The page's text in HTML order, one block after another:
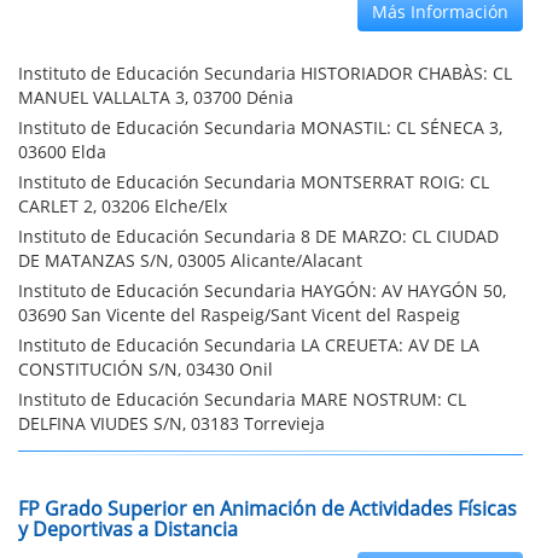
Más Información
Instituto de Educación Secundaria HISTORIADOR CHABÀS: CL
MANUEL VALLALTA 3, 03700 Dénia
Instituto de Educación Secundaria MONASTIL: CL SÉNECA 3,
03600 Elda
Instituto de Educación Secundaria MONTSERRAT ROIG: CL
CARLET 2, 03206 Elche/Elx
Instituto de Educación Secundaria 8 DE MARZO: CL CIUDAD
DE MATANZAS S/N, 03005 Alicante/Alacant
Instituto de Educación Secundaria HAYGÓN: AV HAYGÓN 50,
03690 San Vicente del Raspeig/Sant Vicent del Raspeig
Instituto de Educación Secundaria LA CREUETA: AV DE LA
CONSTITUCIÓN S/N, 03430 Onil
Instituto de Educación Secundaria MARE NOSTRUM: CL
DELFINA VIUDES S/N, 03183 Torrevieja
FP Grado Superior en Animación de Actividades Físicas
y Deportivas a Distancia